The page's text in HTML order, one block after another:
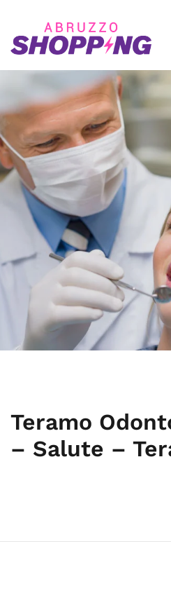
Teramo
– Salute –